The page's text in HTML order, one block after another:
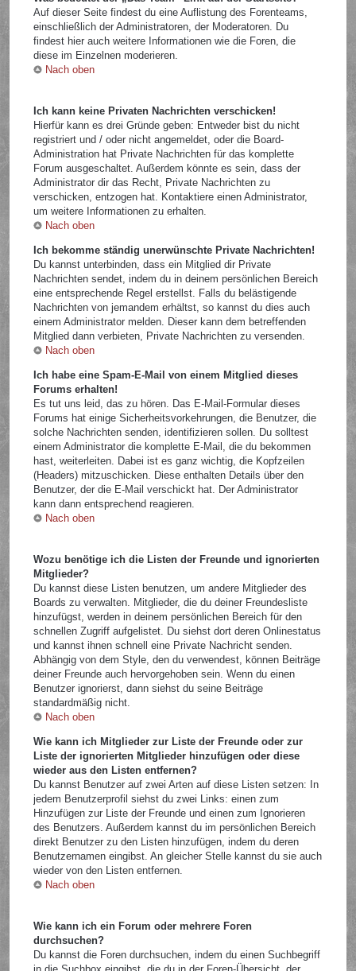
Auf dieser Seite findest du eine Auflistung des Forenteams,
einschließlich der Administratoren, der Moderatoren. Du
findest hier auch weitere Informationen wie die Foren, die
diese im Einzelnen moderieren.
Nach oben
Ich kann keine Privaten Nachrichten verschicken!
Hierfür kann es drei Gründe geben: Entweder bist du nicht
registriert und / oder nicht angemeldet, oder die Board-
Administration hat Private Nachrichten für das komplette
Forum ausgeschaltet. Außerdem könnte es sein, dass der
Administrator dir das Recht, Private Nachrichten zu
verschicken, entzogen hat. Kontaktiere einen Administrator,
um weitere Informationen zu erhalten.
Nach oben
Ich bekomme ständig unerwünschte Private Nachrichten!
Du kannst unterbinden, dass ein Mitglied dir Private
Nachrichten sendet, indem du in deinem persönlichen Bereich
eine entsprechende Regel erstellst. Falls du belästigende
Nachrichten von jemandem erhältst, so kannst du dies auch
einem Administrator melden. Dieser kann dem betreffenden
Mitglied dann verbieten, Private Nachrichten zu versenden.
Nach oben
Ich habe eine Spam-E-Mail von einem Mitglied dieses
Forums erhalten!
Es tut uns leid, das zu hören. Das E-Mail-Formular dieses
Forums hat einige Sicherheitsvorkehrungen, die Benutzer, die
solche Nachrichten senden, identifizieren sollen. Du solltest
einem Administrator die komplette E-Mail, die du bekommen
hast, weiterleiten. Dabei ist es ganz wichtig, die Kopfzeilen
(Headers) mitzuschicken. Diese enthalten Details über den
Benutzer, der die E-Mail verschickt hat. Der Administrator
kann dann entsprechend reagieren.
Nach oben
Wozu benötige ich die Listen der Freunde und ignorierten
Mitglieder?
Du kannst diese Listen benutzen, um andere Mitglieder des
Boards zu verwalten. Mitglieder, die du deiner Freundesliste
hinzufügst, werden in deinem persönlichen Bereich für den
schnellen Zugriff aufgelistet. Du siehst dort deren Onlinestatus
und kannst ihnen schnell eine Private Nachricht senden.
Abhängig von dem Style, den du verwendest, können Beiträge
deiner Freunde auch hervorgehoben sein. Wenn du einen
Benutzer ignorierst, dann siehst du seine Beiträge
standardmäßig nicht.
Nach oben
Wie kann ich Mitglieder zur Liste der Freunde oder zur
Liste der ignorierten Mitglieder hinzufügen oder diese
wieder aus den Listen entfernen?
Du kannst Benutzer auf zwei Arten auf diese Listen setzen: In
jedem Benutzerprofil siehst du zwei Links: einen zum
Hinzufügen zur Liste der Freunde und einen zum Ignorieren
des Benutzers. Außerdem kannst du im persönlichen Bereich
direkt Benutzer zu den Listen hinzufügen, indem du deren
Benutzernamen eingibst. An gleicher Stelle kannst du sie auch
wieder von den Listen entfernen.
Nach oben
Wie kann ich ein Forum oder mehrere Foren
durchsuchen?
Du kannst die Foren durchsuchen, indem du einen Suchbegriff